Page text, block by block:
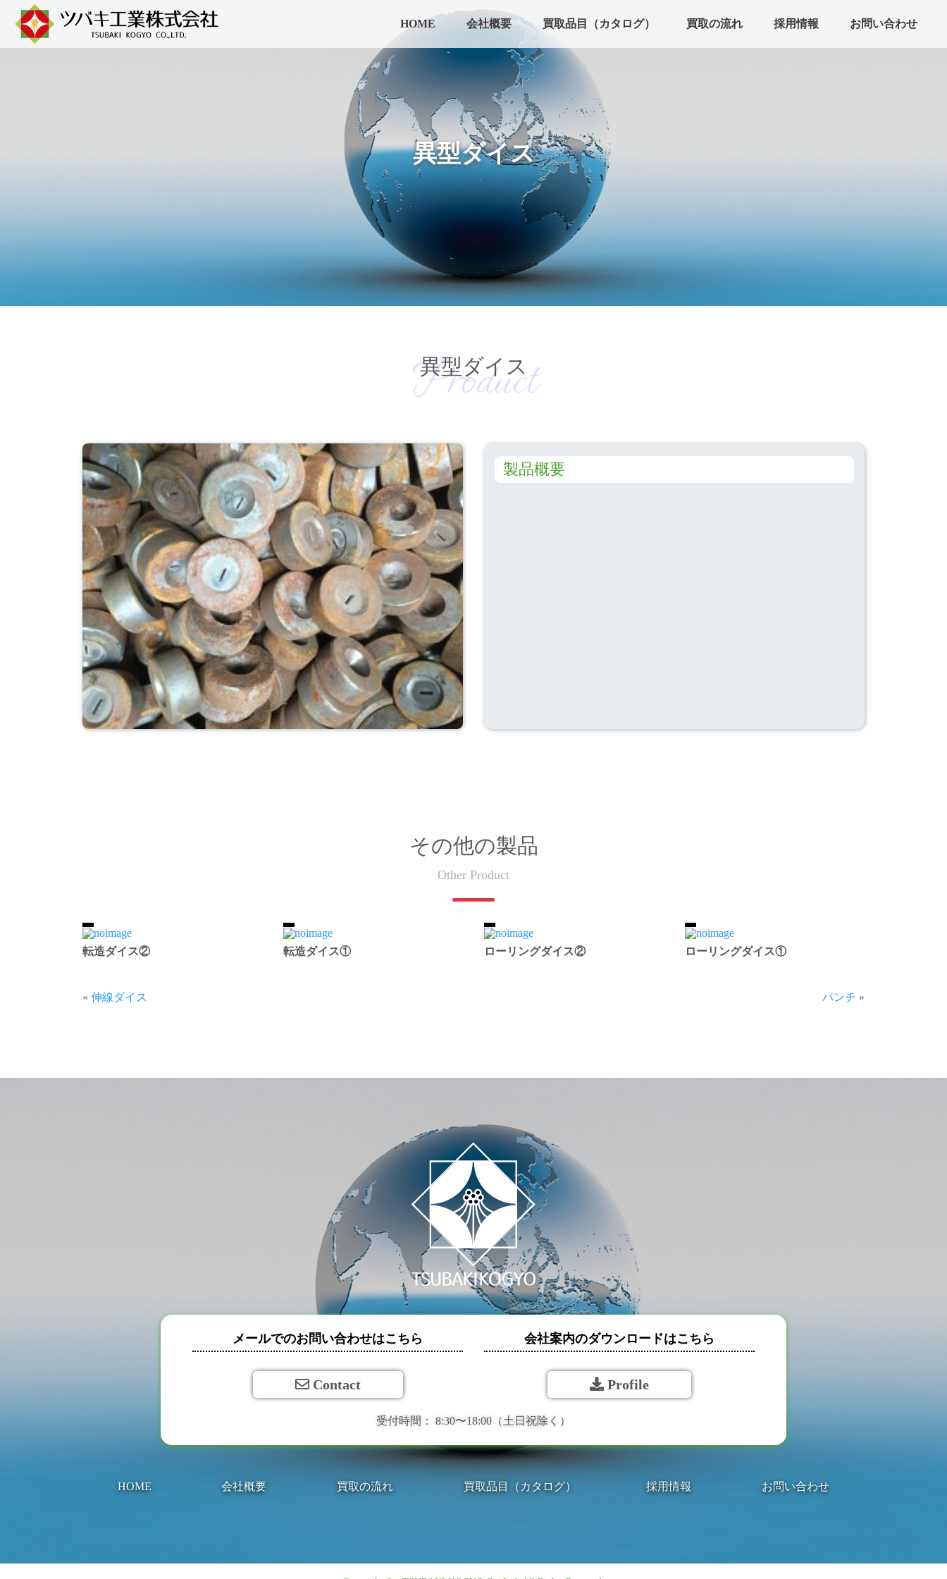
HOME 会社概要 買取品目（カタログ） 買取の流れ 採用情報 お問い合わせ
異型ダイス
異型ダイス
Product
製品概要
その他の製品
Other Product
転造ダイス② 転造ダイス① ローリングダイス② ローリングダイス①
« 伸線ダイス パンチ »
メールでのお問い合わせはこちら
Contact
会社案内のダウンロードはこちら
Profile
受付時間： 8:30〜18:00（土日祝除く）
HOME 会社概要 買取の流れ 買取品目（カタログ） 採用情報 お問い合わせ